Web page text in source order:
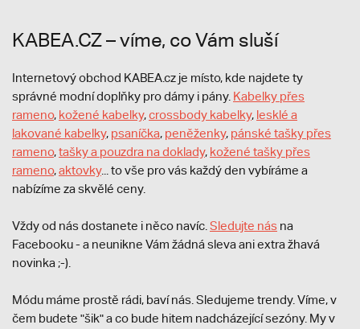
KABEA.CZ – víme, co Vám sluší
Internetový obchod KABEA.cz je místo, kde najdete ty
správné modní doplňky pro dámy i pány. Kabelky přes
rameno, kožené kabelky,crossbody kabelky, lesklé a
lakované kabelky, psaníčka, peněženky, pánské tašky přes
rameno,tašky a pouzdra na doklady, kožené tašky přes
rameno,aktovky... to vše pro vás každý den vybíráme a
nabízíme za skvělé ceny.
Vždy od nás dostanete i něco navíc. Sledujte nás na
Facebooku - a neunikne Vám žádná sleva ani extra žhavá
novinka ;-).
Módu máme prostě rádi, baví nás. Sledujeme trendy. Víme, v
čem budete "šik" a co bude hitem nadcházející sezóny. My v